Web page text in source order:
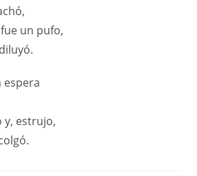
un pufo,
espera
y, estrujo,